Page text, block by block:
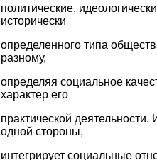
политические,
исторически
определенного типа
разному,
определяя социальное
характер его
практической
одной стороны,
интегрирует социальные